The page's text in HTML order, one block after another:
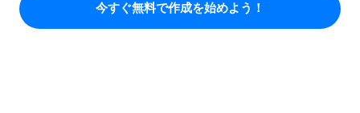
今すぐ無料で作成を始めよう！